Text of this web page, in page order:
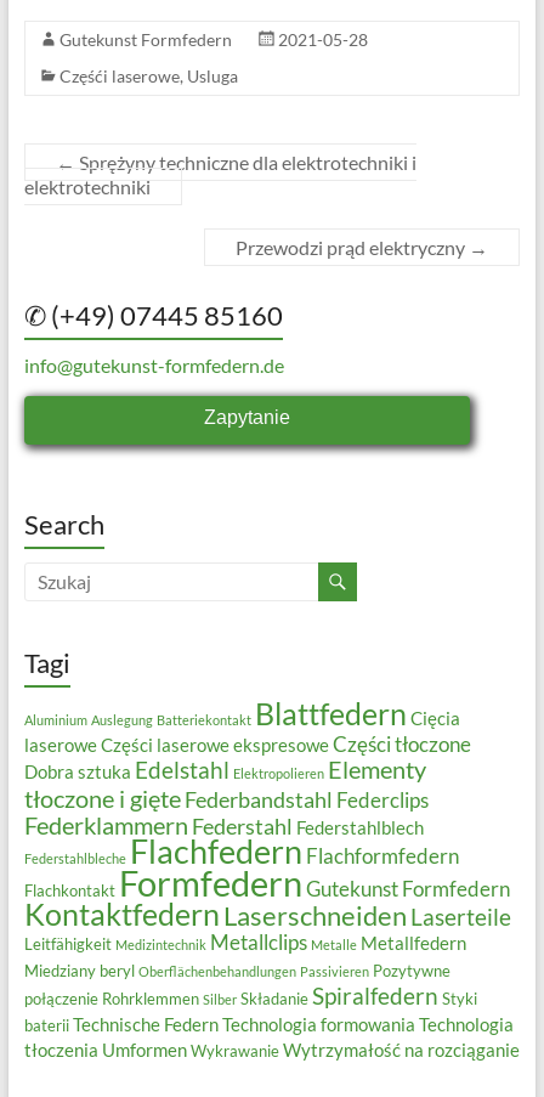
Gutekunst Formfedern
2021-05-28
Częśći laserowe, Usluga
← Sprężyny techniczne dla elektrotechniki i
elektrotechniki
Przewodzi prąd elektryczny →
✆ (+49) 07445 85160
info@gutekunst-formfedern.de
Zapytanie
Search
Tagi
Aluminium Auslegung Batteriekontakt Blattfedern Cięcia
laseroweCzęści laserowe ekspresoweCzęści tłoczone
Dobra sztuka Edelstahl Elektropolieren Elementy
tłoczone i gięteFederbandstahl Federclips
Federklammern Federstahl Federstahlblech
Federstahlbleche Flachfedern Flachformfedern
Flachkontakt FormfedernGutekunst Formfedern
Kontaktfedern Laserschneiden Laserteile
Leitfähigkeit Medizintechnik Metallclips Metalle Metallfedern
Miedziany beryl Oberflächenbehandlungen Passivieren Pozytywne
połączenie Rohrklemmen Silber Składanie Spiralfedern Styki
baterii Technische FedernTechnologia formowania Technologia
tłoczenia Umformen Wykrawanie Wytrzymałość na rozciąganie